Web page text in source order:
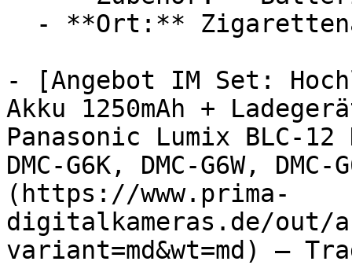
- [Angebot IM Set:
Akku 1250mAh +
Panasonic Lumix BLC-12
DMC-G6K, DMC-G6W,
(https://www.prima-
digitalkameras.de/out/
variant=md&wt=md) —